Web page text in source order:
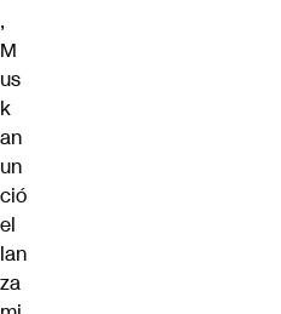
,
M
us
k
an
un
ció
el
lan
za